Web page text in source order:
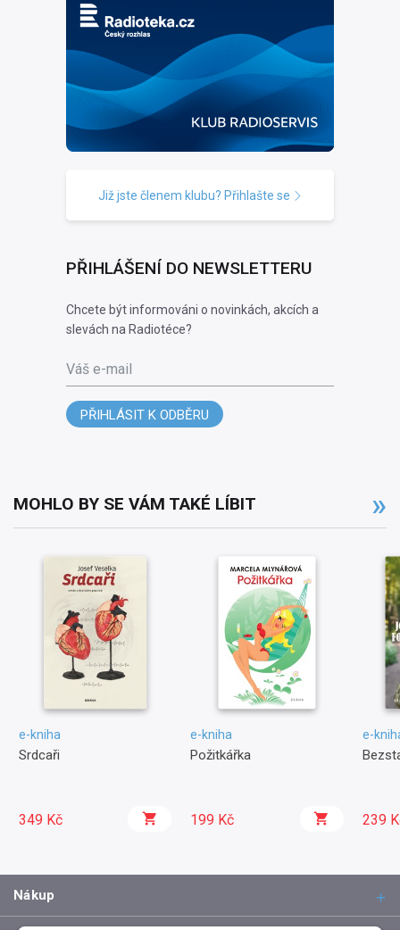
Již jste členem klubu? Přihlašte se
PŘIHLÁŠENÍ DO NEWSLETTERU
Chcete být informováni o novinkách, akcích a
slevách na Radiotéce?
Váš e-mail
PŘIHLÁSIT K ODBĚRU
MOHLO BY SE VÁM TAKÉ LÍBIT
e-kniha
Srdcaři
349 Kč
e-kniha
Požitkářka
199 Kč
e-
239
Nákup